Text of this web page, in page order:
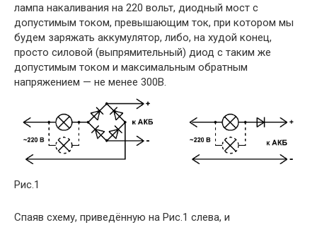
лампа накаливания на 220 вольт, диодный мост с
допустимым током, превышающим ток, при котором мы
будем заряжать аккумулятор, либо, на худой конец,
просто силовой (выпрямительный) диод с таким же
допустимым током и максимальным обратным
напряжением — не менее 300В.
Рис.1
Спаяв схему, приведённую на Рис.1 слева, и